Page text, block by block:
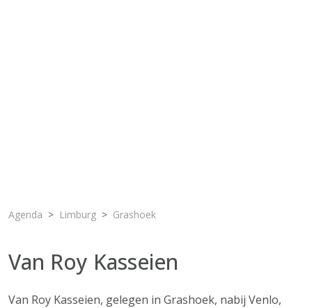
Agenda Limburg Grashoek
Van Roy Kasseien
Van Roy Kasseien, gelegen in Grashoek, nabij Venlo,